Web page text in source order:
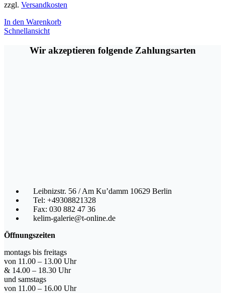
zzgl. Versandkosten
In den Warenkorb
Schnellansicht
Wir akzeptieren folgende Zahlungsarten
Leibnizstr. 56 / Am Ku’damm 10629 Berlin
Tel: +49308821328
Fax: 030 882 47 36
kelim-galerie@t-online.de
Öffnungszeiten
montags bis freitags
von 11.00 – 13.00 Uhr
& 14.00 – 18.30 Uhr
und samstags
von 11.00 – 16.00 Uhr